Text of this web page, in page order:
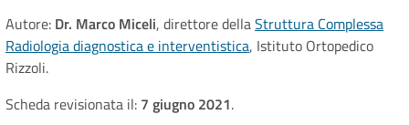
Autore: Dr. Marco Miceli, direttore dellaStruttura Complessa
Radiologia diagnostica e interventistica, Istituto Ortopedico
Rizzoli.
Scheda revisionata il: 7 giugno 2021.